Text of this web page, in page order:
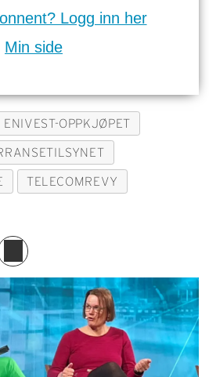
Logg inn her
Min side
ENIVEST-OPPKJØPET
TELECOMREVY